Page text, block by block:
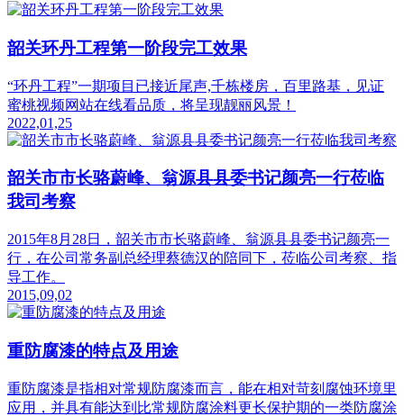
韶关环丹工程第一阶段完工效果
“环丹工程”一期项目已接近尾声,千栋楼房，百里路基，见证
蜜桃视频网站在线看品质，将呈现靓丽风景！
2022,01,25
韶关市市长骆蔚峰、翁源县县委书记颜亮一行莅临
我司考察
2015年8月28日，韶关市市长骆蔚峰、翁源县县委书记颜亮一
行，在公司常务副总经理蔡德汉的陪同下，莅临公司考察、指
导工作。
2015,09,02
重防腐漆的特点及用途
重防腐漆是指相对常规防腐漆而言，能在相对苛刻腐蚀环境里
应用，并具有能达到比常规防腐涂料更长保护期的一类防腐涂